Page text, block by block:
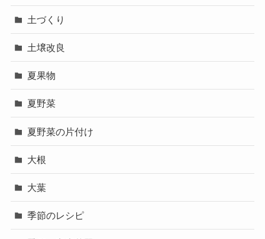
土づくり
土壌改良
夏果物
夏野菜
夏野菜の片付け
大根
大葉
季節のレシピ